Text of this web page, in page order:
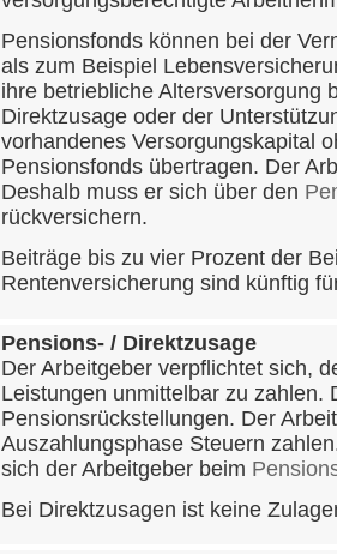
Pensionsfonds können bei der
als zum Beispiel
ihre betriebliche Altersversorgung
Direktzusage oder der
vorhandenes Versorgungskapital
Pensionsfonds übertragen. Der
Deshalb muss er sich über den
rückversichern.
Beiträge bis zu vier Prozent der
Rentenversicherung sind künftig
Pensions- / Direktzusage
Der Arbeitgeber verpflichtet sich,
Leistungen unmittelbar zu zahlen.
Pensionsrückstellungen. Der
Auszahlungsphase Steuern
sich der Arbeitgeber beim
Bei Direktzusagen ist keine